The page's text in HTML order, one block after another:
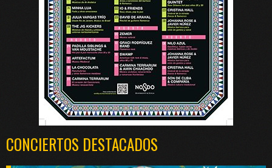
CONCIERTOS DESTACADOS